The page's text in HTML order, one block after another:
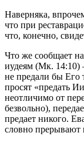
Наверняка,
что при
что, конечно,
Что же сообщает
иудеям (Мк. 14:10)
не предали бы Его
просят «предать
неотличимо от
безвольно),
предает никого.
словно прерывают